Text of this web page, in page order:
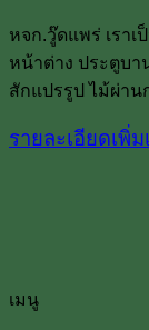
หจก.วู๊ดแพร่ เรา
หน้าต่าง ประตูบา
สักแปรรูป ไม้ผ่าน
รายละเอียดเพิ่ม
เมนู